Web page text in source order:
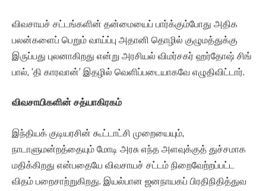
விவசாயச் சட்டங்களின் தன்மையைப் பார்க்கும்போது அதிக
பலன்களைப் பெறும் வாய்ப்பு அதானி தொழில் குழுமத்துக்கு
இருப்பது புலனாகிறது என்று அரசியல் விமர்சகர் ஹர்தோஷ் சிங்
பால், ‘தி காரவான்’ இதழில் வெளிப்படையாகவே எழுதிவிட்டார்.
விவசாயிகளின் சத்யாகிரகம்
இந்தியக் குடியரசின் கூட்டாட்சி முறையையும்,
நாடாளுமன்றத்தையும் மோடி அரசு எந்த அளவுக்குத் துச்சமாக
மதிக்கிறது என்பதையே விவசாயச் சட்டம் நிறைவேற்றப்பட்ட
விதம் பறைசாற்றுகிறது. இயல்பான ஜனநாயகப் பிரதிநிதித்துவ